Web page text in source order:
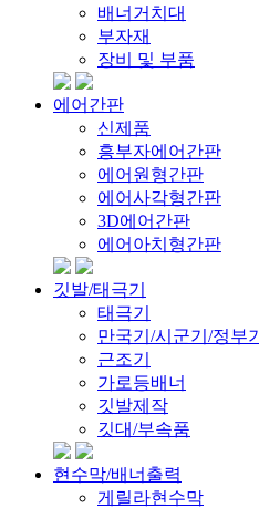
배너거치대
부자재
장비 및 부품
에어간판
신제품
흥부자에어간판
에어원형간판
에어사각형간판
3D에어간판
에어아치형간판
깃발/태극기
태극기
만국기/시군기/정부기
근조기
가로등배너
깃발제작
깃대/부속품
현수막/배너출력
게릴라현수막